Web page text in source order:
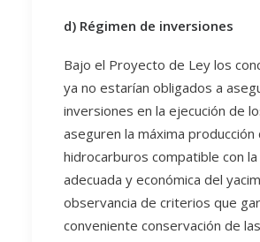
d) Régimen de inversiones
Bajo el Proyecto de Ley los
ya no estarían obligados a
inversiones en la ejecución de
aseguren la máxima producción
hidrocarburos compatible con
adecuada y económica del
observancia de criterios que
conveniente conservación de